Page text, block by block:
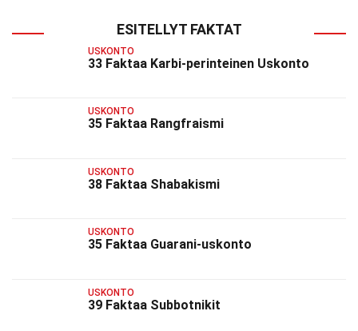
ESITELLYT FAKTAT
USKONTO
33 Faktaa Karbi-perinteinen Uskonto
USKONTO
35 Faktaa Rangfraismi
USKONTO
38 Faktaa Shabakismi
USKONTO
35 Faktaa Guarani-uskonto
USKONTO
39 Faktaa Subbotnikit